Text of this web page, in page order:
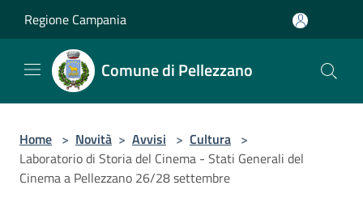
Regione Campania
Comune di Pellezzano
Home > Novità > Avvisi > Cultura >
Laboratorio di Storia del Cinema - Stati Generali del
Cinema a Pellezzano 26/28 settembre